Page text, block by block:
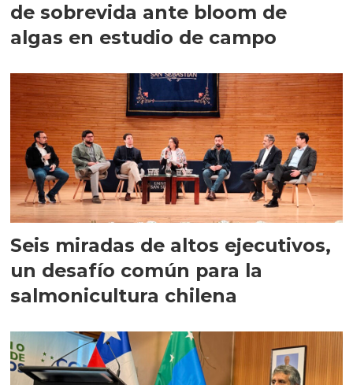
de sobrevida ante bloom de
algas en estudio de campo
Seis miradas de altos ejecutivos,
un desafío común para la
salmonicultura chilena